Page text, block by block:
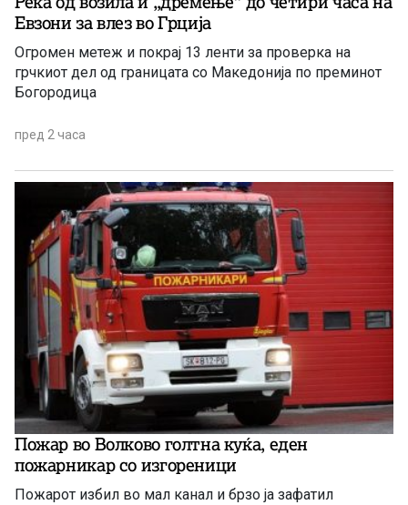
Евзони за влез во Грција
Огромен метеж и покрај 13 ленти за проверка на
грчкиот дел од границата со Македонија по преминот
Богородица
пред 2 часа
Пожар во Волково голтна куќа, еден
пожарникар со изгореници
Пожарот избил во мал канал и брзо ја зафатил